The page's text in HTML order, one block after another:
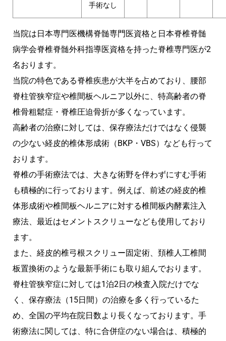
手術なし
当院は日本専門医機構脊髄専門医資格と日本脊椎脊髄
病学会脊椎脊髄外科指導医資格を持った脊椎専門医が2
名おります。
当院の特色である脊椎疾患が大半を占めており、腰部
脊柱管狭窄症や椎間板ヘルニア以外に、特高齢者の脊
椎骨粗鬆症・脊椎圧迫骨折が多くなっています。
高齢者の治療に対しては、保存療法だけではなく侵襲
の少ない経皮的椎体形成術（BKP・VBS）なども行って
おります。
脊椎の手術療法では、大きな術野を伴わずにすむ手術
も積極的に行っております。例えば、前述の経皮的椎
体形成術や椎間板ヘルニアに対する椎間板内酵素注入
療法、最近はセメントスクリューなども使用しており
ます。
また、経皮的椎弓根スクリュー固定術、頚椎人工椎間
板置換術のような最新手術にも取り組んでおります。
脊柱管狭窄症に対しては1泊2日の検査入院だけでな
く、保存療法（15日間）の治療を多く行っているた
め、全国の平均在院日数より長くなっております。手
術療法に関しては、特に合併症のない場合は、積極的